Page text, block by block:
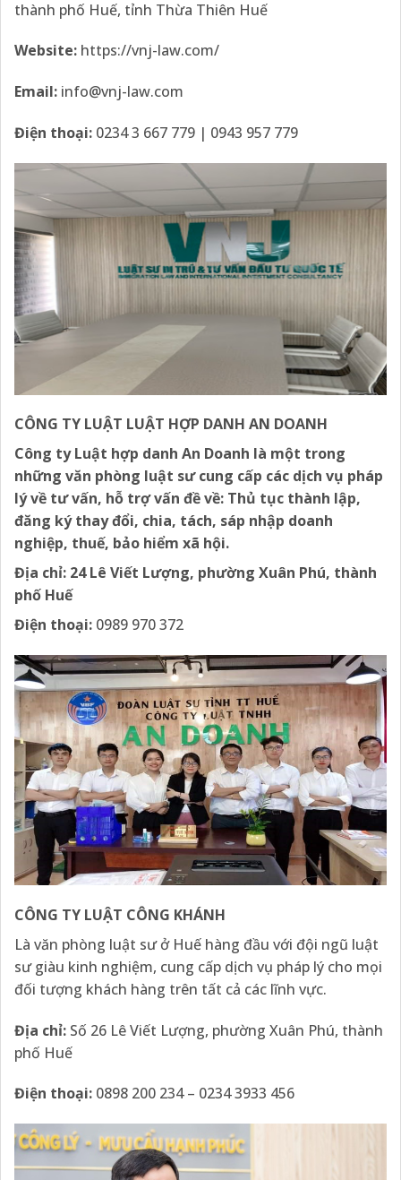
thành phố Huế, tỉnh Thừa Thiên Huế
Website: https://vnj-law.com/
Email: info@vnj-law.com
Điện thoại: 0234 3 667 779 | 0943 957 779
CÔNG TY LUẬT LUẬT HỢP DANH AN DOANH
Công ty Luật hợp danh An Doanh là một trong
những văn phòng luật sư cung cấp các dịch vụ pháp
lý về tư vấn, hỗ trợ vấn đề về: Thủ tục thành lập,
đăng ký thay đổi, chia, tách, sáp nhập doanh
nghiệp, thuế, bảo hiểm xã hội.
Địa chỉ: 24 Lê Viết Lượng, phường Xuân Phú, thành
phố Huế
Điện thoại: 0989 970 372
CÔNG TY LUẬT CÔNG KHÁNH
Là văn phòng luật sư ở Huế hàng đầu với đội ngũ luật
sư giàu kinh nghiệm, cung cấp dịch vụ pháp lý cho mọi
đối tượng khách hàng trên tất cả các lĩnh vực.
Địa chỉ: Số 26 Lê Viết Lượng, phường Xuân Phú, thành
phố Huế
Điện thoại: 0898 200 234 – 0234 3933 456